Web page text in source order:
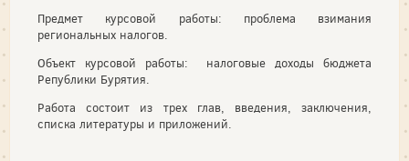
Предмет курсовой работы: проблема взимания
региональных налогов.
Объект курсовой работы: налоговые доходы бюджета
Републики Бурятия.
Работа состоит из трех глав, введения, заключения,
списка литературы и приложений.